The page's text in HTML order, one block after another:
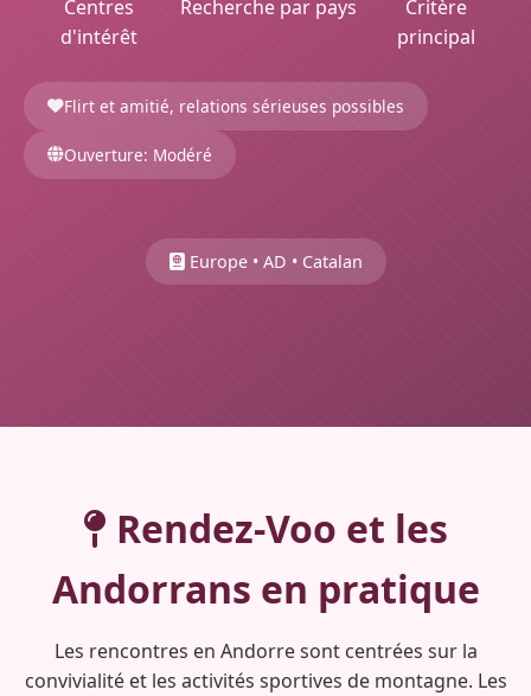
Centres
d'intérêt
Recherche par pays
Critère
principal
Flirt et amitié, relations sérieuses possibles
Ouverture: Modéré
Europe • AD • Catalan
Rendez-Voo et les
Andorrans en pratique
Les rencontres en Andorre sont centrées sur la
convivialité et les activités sportives de montagne. Les